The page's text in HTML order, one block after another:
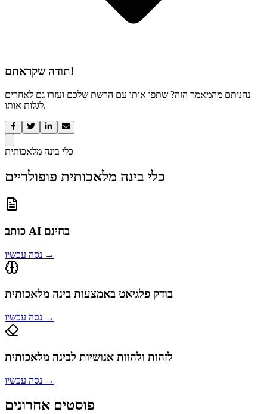
תודה שקראתם!
נהניתם מהמאמר הזה? שתפו אותו עם הרשת שלכם ועזרו גם לאחרים
לגלות אותו.
כלי בינה מלאכותית
כלי בינה מלאכותית פופולריים
כותב AI בחינם
נסה עכשיו →
בודק פלגיאט באמצעות בינה מלאכותית
נסה עכשיו →
לזהות ולהוות אנושיות לבינה מלאכותית
נסה עכשיו →
פוסטים אחרונים